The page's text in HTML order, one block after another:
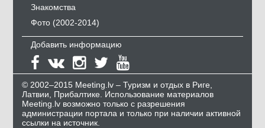
Знакомства
Фото (2002-2014)
Добавить информацию
© 2002–2015 Meeting.lv – Туризм и отдых в Риге,
Латвии, Прибалтике. Использование материалов
Meeting.lv возможно только с разрешения
администрации портала и только при наличии активной
ссылки на источник.